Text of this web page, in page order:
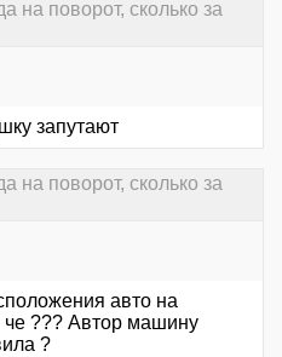
на поворот, сколько за
запутают
на поворот, сколько за
авто на
че ??? Автор машину
?